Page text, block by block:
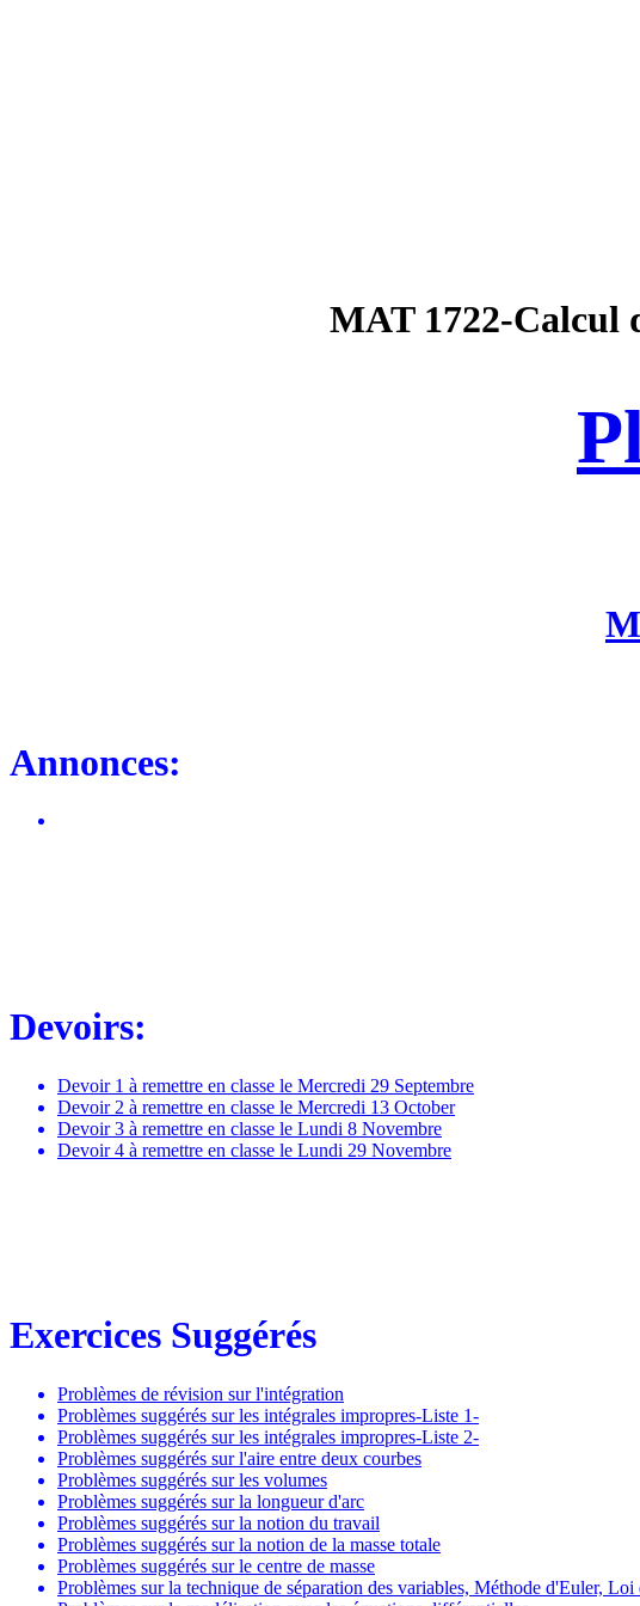
MAT 1722-Calcul
Annonces:
Devoirs:
Devoir 1 à remettre en classe le Mercredi 29 Septembre
Devoir 2 à remettre en classe le Mercredi 13 October
Devoir 3 à remettre en classe le Lundi 8 Novembre
Devoir 4 à remettre en classe le Lundi 29 Novembre
Exercices Suggérés
Problèmes de révision sur l'intégration
Problèmes suggérés sur les intégrales impropres-Liste 1-
Problèmes suggérés sur les intégrales impropres-Liste 2-
Problèmes suggérés sur l'aire entre deux courbes
Problèmes suggérés sur les volumes
Problèmes suggérés sur la longueur d'arc
Problèmes suggérés sur la notion du travail
Problèmes suggérés sur la notion de la masse totale
Problèmes suggérés sur le centre de masse
Problèmes sur la technique de séparation des variables, Méthode d'Euler,